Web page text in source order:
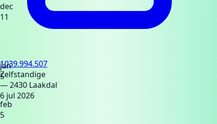
dec
11
jan
5
feb
5
1039.994.507
Zelfstandige
— 2430 Laakdal
6 jul 2026